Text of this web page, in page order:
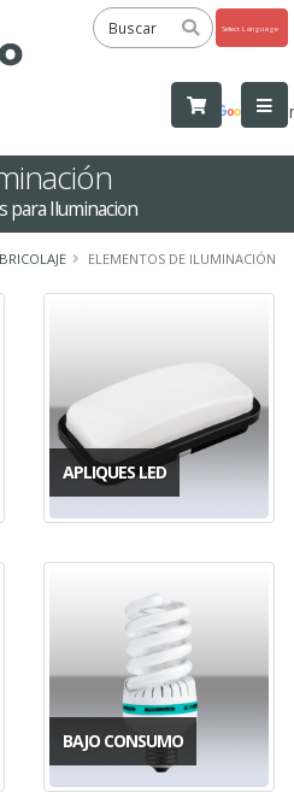
by
para Iluminacion
BRICOLAJE ELEMENTOS DE ILUMINACIÓN
APLIQUES LED
BAJO CONSUMO